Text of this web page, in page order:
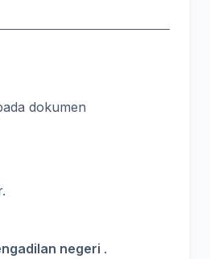
dokumen
negeri .